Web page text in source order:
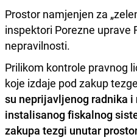
Prostor namjenjen za
inspektori Porezne uprave
nepravilnosti.
Prilikom kontrole pravnog
koje izdaje pod zakup
su neprijavljenog radnika i
instalisanog fiskalnog
zakupa tezgi unutar